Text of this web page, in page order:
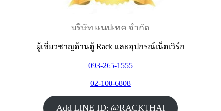
บริษัท แนปเทค จำกัด
ผู้เชี่ยวชาญด้านตู้ Rack และอุปกรณ์เน็ตเวิร์ก
093-265-1555
02-108-6808
Add LINE ID: @RACKTHAI